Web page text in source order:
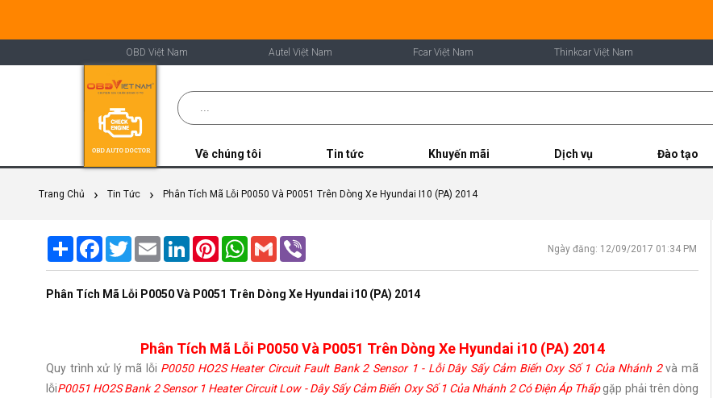
OBD Việt Nam Autel Việt Nam Fcar Việt Nam Thinkcar Việt Nam
Về chúng tôi Tin tức Khuyến mãi Dịch vụ Đào tạo
Trang Chủ Tin Tức Phân Tích Mã Lỗi P0050 Và P0051 Trên Dòng Xe Hyundai I10 (PA) 2014
Share Facebook
TwitterEmail LinkedInPinterestWhatsApp
Gmail Ngày đăng: 12/09/2017 01:34 PM
Phân Tích Mã Lỗi P0050 Và P0051 Trên Dòng Xe Hyundai i10 (PA) 2014
Phân Tích Mã Lỗi P0050 Và P0051 Trên Dòng Xe Hyundai i10 (PA) 2014
Quy trình xử lý mã lỗi P0050 HO2S Heater Circuit Fault Bank 2 Sensor 1 - Lỗi Dây Sấy Cảm Biến Oxy Số 1 Của Nhánh 2và mã
lỗiP0051 HO2S Bank 2 Sensor 1 Heater Circuit Low - Dây Sấy Cảm Biến Oxy Số 1 Của Nhánh 2 Có Điện Áp Thấp gặp phải trên dòng